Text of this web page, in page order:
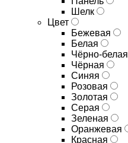
Шелк
Цвет
Бежевая
Белая
Чёрно-белая
Чёрная
Синяя
Розовая
Золотая
Серая
Зеленая
Оранжевая
Красная